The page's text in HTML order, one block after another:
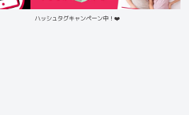
ハッシュタグキャンペーン中！❤️